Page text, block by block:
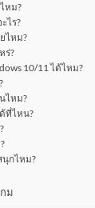
หม?
ไร?
ไหม?
ร่?
10/11 ได้ไหม?
ไหม?
ที่ไหน?
กไหม?
ม